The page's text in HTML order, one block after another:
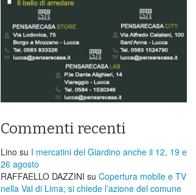
Commenti recenti
Lino su I mercatini del Giardino anche il 12, 19 e
26 agosto
RAFFAELLO DAZZINI su ​Copertura mobile e TV
nella Val di Lima; si chiede l’azione del comune